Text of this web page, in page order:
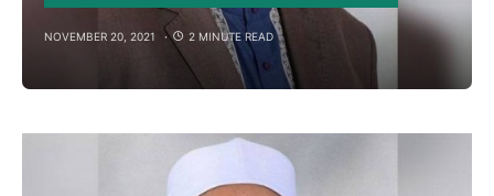
NOVEMBER 20, 2021 2 MINUTE READ